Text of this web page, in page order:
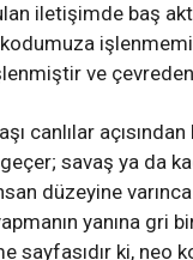
iletişimde baş
ve
canlılar açısından
savaş ya da
düzeyine
yanına gri
sayfasıdır ki, neo